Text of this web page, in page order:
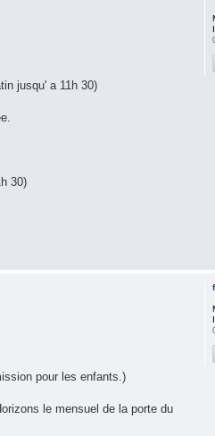
jusqu' a 11h 30)
30)
pour les enfants.)
le mensuel de la porte du